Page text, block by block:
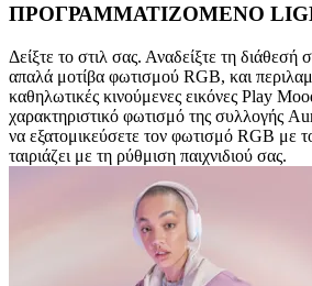
ΠΡΟΓΡΑΜΜΑΤΙΖΟΜΕΝΟ
Δείξτε το στιλ σας. Αναδείξτε τη διάθεσή
απαλά μοτίβα φωτισμού RGB, και
καθηλωτικές κινούμενες εικόνες Play
χαρακτηριστικό φωτισμό της συλλογής
να εξατομικεύσετε τον φωτισμό RGB με
ταιριάζει με τη ρύθμιση παιχνιδιού σας.